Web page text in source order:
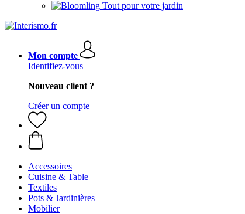
Tout pour votre jardin
Mon compte
Identifiez-vous
Nouveau client ?
Créer un compte
Accessoires
Cuisine & Table
Textiles
Pots & Jardinières
Mobilier